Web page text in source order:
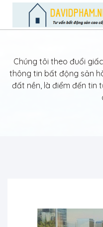
Chúng tôi theo đuổi
thông tin bất động sản
đất nền, là điểm đến tin